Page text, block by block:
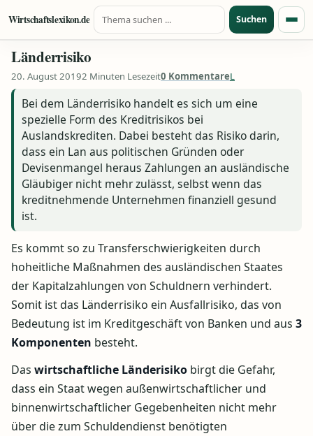
Zum Inhalt springen
Wirtschaftslexikon.de
Suche nach:
Suchen
Länderrisiko
20. August 20192 Minuten Lesezeit0 KommentareL
Bei dem Länderrisiko handelt es sich um eine
spezielle Form des Kreditrisikos bei
Auslandskrediten. Dabei besteht das Risiko darin,
dass ein Lan aus politischen Gründen oder
Devisenmangel heraus Zahlungen an ausländische
Gläubiger nicht mehr zulässt, selbst wenn das
kreditnehmende Unternehmen finanziell gesund
ist.
Es kommt so zu Transferschwierigkeiten durch
hoheitliche Maßnahmen des ausländischen Staates
der Kapitalzahlungen von Schuldnern verhindert.
Somit ist das Länderrisiko ein Ausfallrisiko, das von
Bedeutung ist im Kreditgeschäft von Banken und aus 3
Komponenten besteht.
Das wirtschaftliche Länderisiko birgt die Gefahr,
dass ein Staat wegen außenwirtschaftlicher und
binnenwirtschaftlicher Gegebenheiten nicht mehr
über die zum Schuldendienst benötigten